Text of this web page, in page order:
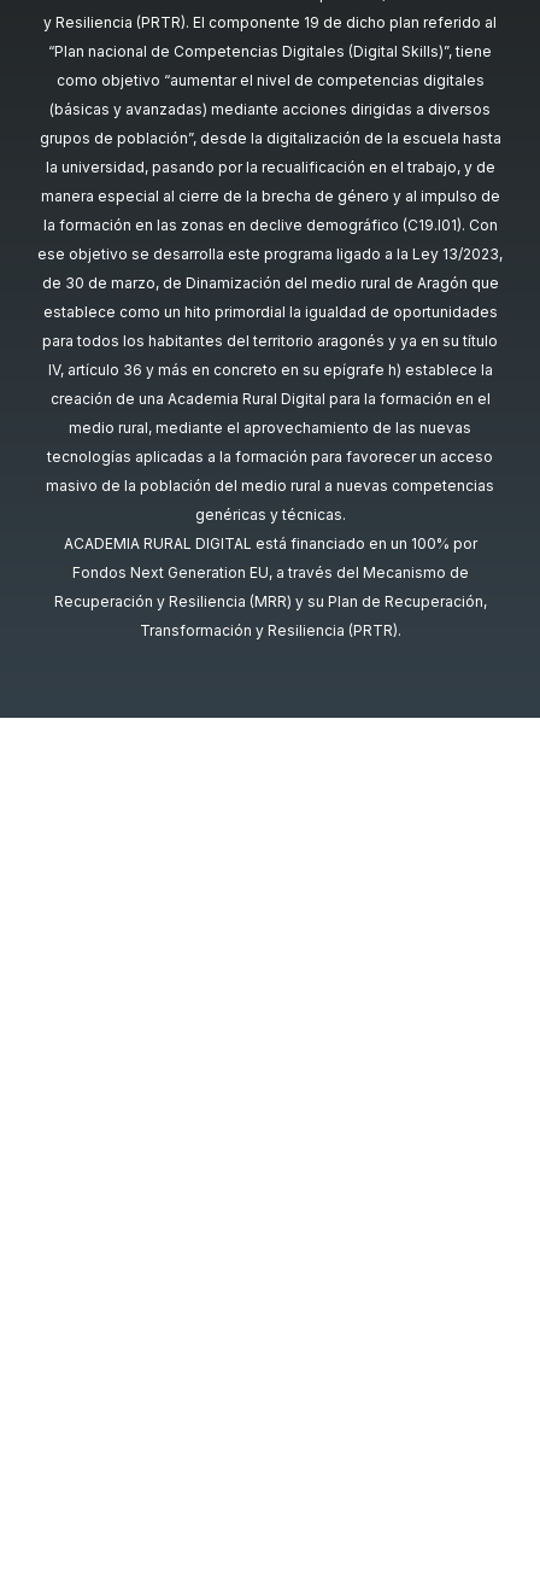
y Resiliencia (PRTR). El componente 19 de dicho plan referido al
“Plan nacional de Competencias Digitales (Digital Skills)”, tiene
como objetivo “aumentar el nivel de competencias digitales
(básicas y avanzadas) mediante acciones dirigidas a diversos
grupos de población”, desde la digitalización de la escuela hasta
la universidad, pasando por la recualificación en el trabajo, y de
manera especial al cierre de la brecha de género y al impulso de
la formación en las zonas en declive demográfico (C19.I01). Con
ese objetivo se desarrolla este programa ligado a la Ley 13/2023,
de 30 de marzo, de Dinamización del medio rural de Aragón que
establece como un hito primordial la igualdad de oportunidades
para todos los habitantes del territorio aragonés y ya en su título
IV, artículo 36 y más en concreto en su epígrafe h) establece la
creación de una Academia Rural Digital para la formación en el
medio rural, mediante el aprovechamiento de las nuevas
tecnologías aplicadas a la formación para favorecer un acceso
masivo de la población del medio rural a nuevas competencias
genéricas y técnicas.
ACADEMIA RURAL DIGITAL está financiado en un 100% por
Fondos Next Generation EU, a través del Mecanismo de
Recuperación y Resiliencia (MRR) y su Plan de Recuperación,
Transformación y Resiliencia (PRTR).